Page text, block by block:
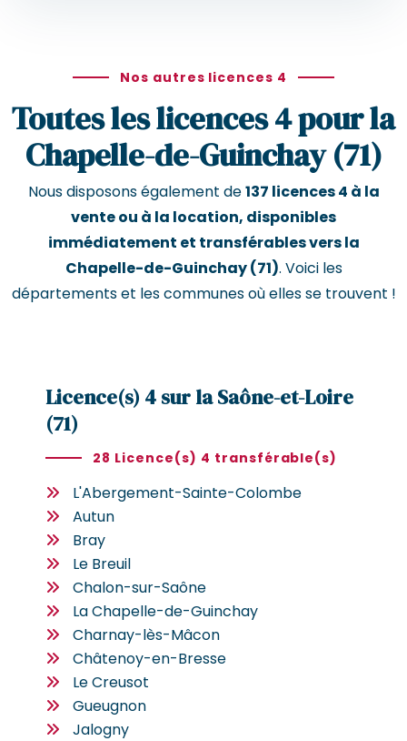
Nos autres licences 4
Toutes les licences 4 pour la
Chapelle-de-Guinchay (71)
Nous disposons également de137 licences 4 à la
vente ou à la location, disponibles
immédiatement et transférables vers la
Chapelle-de-Guinchay (71). Voici les
départements et les communes où elles se trouvent !
Licence(s) 4 sur la Saône-et-Loire
(71)
28 Licence(s) 4 transférable(s)
L'Abergement-Sainte-Colombe
Autun
Bray
Le Breuil
Chalon-sur-Saône
La Chapelle-de-Guinchay
Charnay-lès-Mâcon
Châtenoy-en-Bresse
Le Creusot
Gueugnon
Jalogny